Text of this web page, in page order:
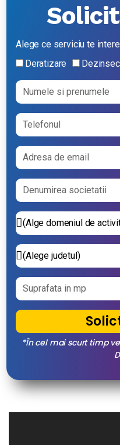
Alege ce serviciu te
Deratizare
*În cel mai scurt timp